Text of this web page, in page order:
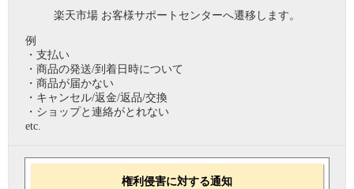
楽天市場 お客様サポートセンターへ遷移します。
例
・支払い
・商品の発送/到着日時について
・商品が届かない
・キャンセル/返金/返品/交換
・ショップと連絡がとれない
etc.
権利侵害に対する通知